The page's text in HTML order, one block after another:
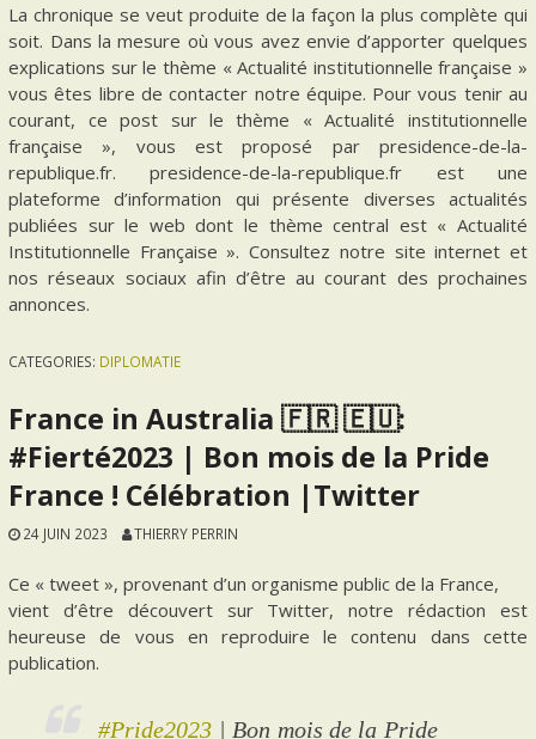
La chronique se veut produite de la façon la plus complète qui
soit. Dans la mesure où vous avez envie d’apporter quelques
explications sur le thème « Actualité institutionnelle française »
vous êtes libre de contacter notre équipe. Pour vous tenir au
courant, ce post sur le thème « Actualité institutionnelle
française », vous est proposé par presidence-de-la-
republique.fr. presidence-de-la-republique.fr est une
plateforme d’information qui présente diverses actualités
publiées sur le web dont le thème central est « Actualité
Institutionnelle Française ». Consultez notre site internet et
nos réseaux sociaux afin d’être au courant des prochaines
annonces.
CATEGORIES: DIPLOMATIE
France in Australia 🇫🇷 🇪🇺:
#Fierté2023 | Bon mois de la Pride
France ! Célébration |Twitter
24 JUIN 2023 THIERRY PERRIN
Ce « tweet », provenant d’un organisme public de la France,
vient d’être découvert sur Twitter, notre rédaction est
heureuse de vous en reproduire le contenu dans cette
publication.
#Pride2023 | Bon mois de la Pride